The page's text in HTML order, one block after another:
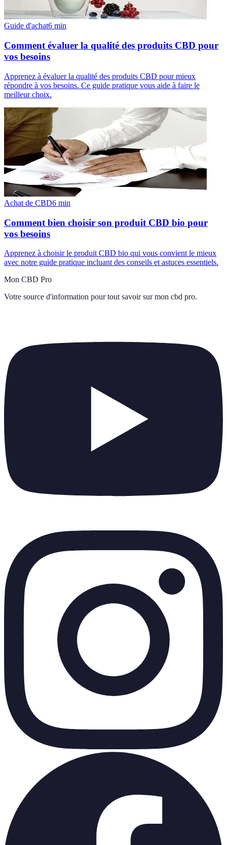
Guide d'achat6 min
Comment évaluer la qualité des produits CBD pour
vos besoins
Apprenez à évaluer la qualité des produits CBD pour mieux
répondre à vos besoins. Ce guide pratique vous aide à faire le
meilleur choix.
Achat de CBD6 min
Comment bien choisir son produit CBD bio pour
vos besoins
Apprenez à choisir le produit CBD bio qui vous convient le mieux
avec notre guide pratique incluant des conseils et astuces essentiels.
Mon CBD Pro
Votre source d'information pour tout savoir sur mon cbd pro.